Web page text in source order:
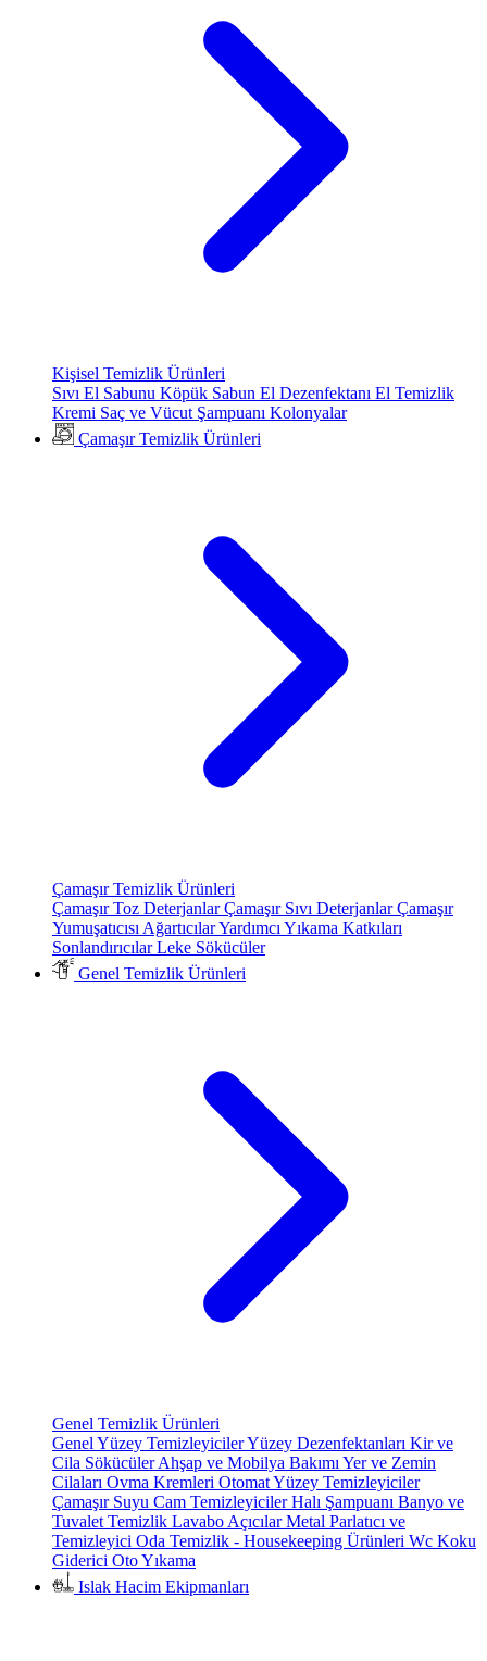
Kişisel Temizlik Ürünleri
Sıvı El Sabunu Köpük Sabun El Dezenfektanı El Temizlik
Kremi Saç ve Vücut Şampuanı Kolonyalar
Çamaşır Temizlik Ürünleri
Çamaşır Temizlik Ürünleri
Çamaşır Toz DeterjanlarÇamaşır Sıvı DeterjanlarÇamaşır
Yumuşatıcısı AğartıcılarYardımcı Yıkama Katkıları
SonlandırıcılarLeke Sökücüler
Genel Temizlik Ürünleri
Genel Temizlik Ürünleri
Genel Yüzey TemizleyicilerYüzey Dezenfektanları Kir ve
Cila SökücülerAhşap ve Mobilya Bakımı Yer ve Zemin
Cilaları Ovma Kremleri Otomat Yüzey Temizleyiciler
Çamaşır Suyu Cam TemizleyicilerHalı Şampuanı Banyo ve
Tuvalet Temizlik Lavabo AçıcılarMetal Parlatıcı ve
Temizleyici Oda Temizlik - Housekeeping Ürünleri Wc Koku
Giderici Oto Yıkama
Islak Hacim Ekipmanları